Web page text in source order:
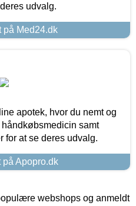
udvalg.
på Med24.dk
apotek, hvor du nemt og
samt
for at se deres udvalg.
på Apopro.dk
webshops og anmeldt